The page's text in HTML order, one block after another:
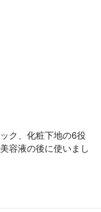
ク、化粧下地の6役
容液の後に使いまし